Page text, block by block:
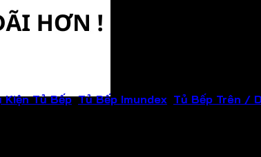
Kiện Tủ Bếp,Tủ Bếp Imundex Tủ Bếp Trên /